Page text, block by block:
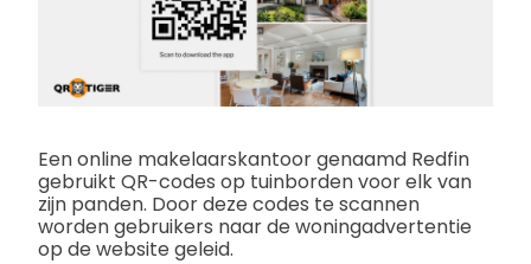
Een online makelaarskantoor genaamd Redfin
gebruikt QR-codes op tuinborden voor elk van
zijn panden. Door deze codes te scannen
worden gebruikers naar de woningadvertentie
op de website geleid.